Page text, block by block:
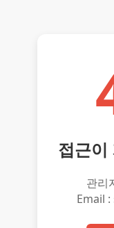
접근이
관리
Email